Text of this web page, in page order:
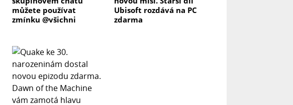
můžete používat
zmínku @všichni
Ubisoft rozdává na PC
zdarma